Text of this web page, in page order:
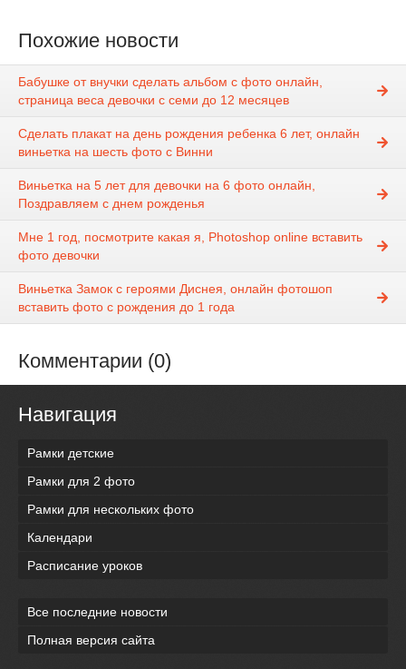
Похожие новости
Бабушке от внучки сделать альбом с фото онлайн,
страница веса девочки с семи до 12 месяцев
Сделать плакат на день рождения ребенка 6 лет, онлайн
виньетка на шесть фото с Винни
Виньетка на 5 лет для девочки на 6 фото онлайн,
Поздравляем с днем рожденья
Мне 1 год, посмотрите какая я, Photoshop online вставить
фото девочки
Виньетка Замок с героями Диснея, онлайн фотошоп
вставить фото с рождения до 1 года
Комментарии (0)
Навигация
Рамки детские
Рамки для 2 фото
Рамки для нескольких фото
Календари
Расписание уроков
Все последние новости
Полная версия сайта